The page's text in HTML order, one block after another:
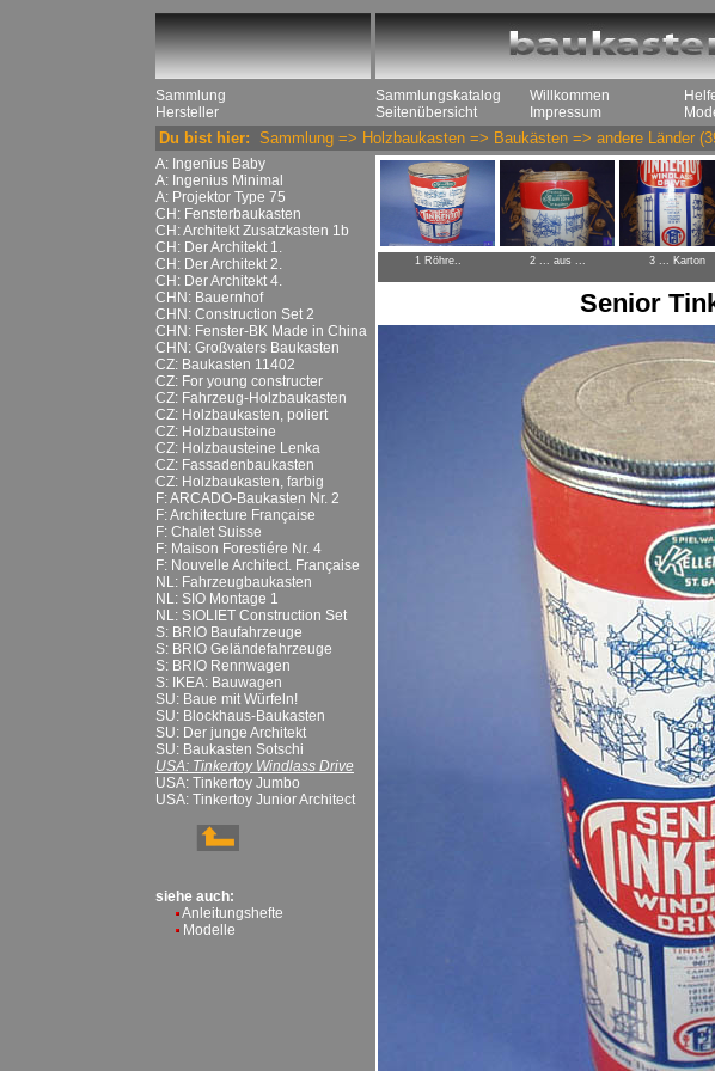
Sammlung
Hersteller
Sammlungskatalog
Seitenübersicht
Willkommen
Impressum
Du bist hier: Sammlung => Holzbaukasten => Baukästen => andere Länder
A: Ingenius Baby
A: Ingenius Minimal
A: Projektor Type 75
CH: Fensterbaukasten
CH: Architekt Zusatzkasten 1b
CH: Der Architekt 1.
CH: Der Architekt 2.
CH: Der Architekt 4.
CHN: Bauernhof
CHN: Construction Set 2
CHN: Fenster-BK Made in China
CHN: Großvaters Baukasten
CZ: Baukasten 11402
CZ: For young constructer
CZ: Fahrzeug-Holzbaukasten
CZ: Holzbaukasten, poliert
CZ: Holzbausteine
CZ: Holzbausteine Lenka
CZ: Fassadenbaukasten
CZ: Holzbaukasten, farbig
F: ARCADO-Baukasten Nr. 2
F: Architecture Française
F: Chalet Suisse
F: Maison Forestiére Nr. 4
F: Nouvelle Architect. Française
NL: Fahrzeugbaukasten
NL: SIO Montage 1
NL: SIOLIET Construction Set
S: BRIO Baufahrzeuge
S: BRIO Geländefahrzeuge
S: BRIO Rennwagen
S: IKEA: Bauwagen
SU: Baue mit Würfeln!
SU: Blockhaus-Baukasten
SU: Der junge Architekt
SU: Baukasten Sotschi
USA: Tinkertoy Windlass Drive
USA: Tinkertoy Jumbo
USA: Tinkertoy Junior Architect
siehe auch:
Anleitungshefte
Modelle
1 Röhre.. 2 ... aus ... 3 ... Karton
Senior